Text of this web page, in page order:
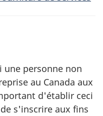
une personne non
au Canada aux
d'établir ceci
s'inscrire aux fins